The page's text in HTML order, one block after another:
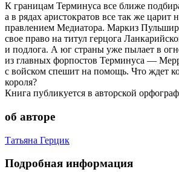
К границам Терминуса все ближе
а в рядах аристократов все так же царит
правлением Медиатора. Маркиз Пульшир
свое право на титул герцога
и подлога. А юг страны уже пылает в
из главных форпостов Терминуса —
с войском спешит на помощь. Что ждет
короля?
Книга публикуется в авторской
об авторе
Татьяна Герцик
Подробная информация